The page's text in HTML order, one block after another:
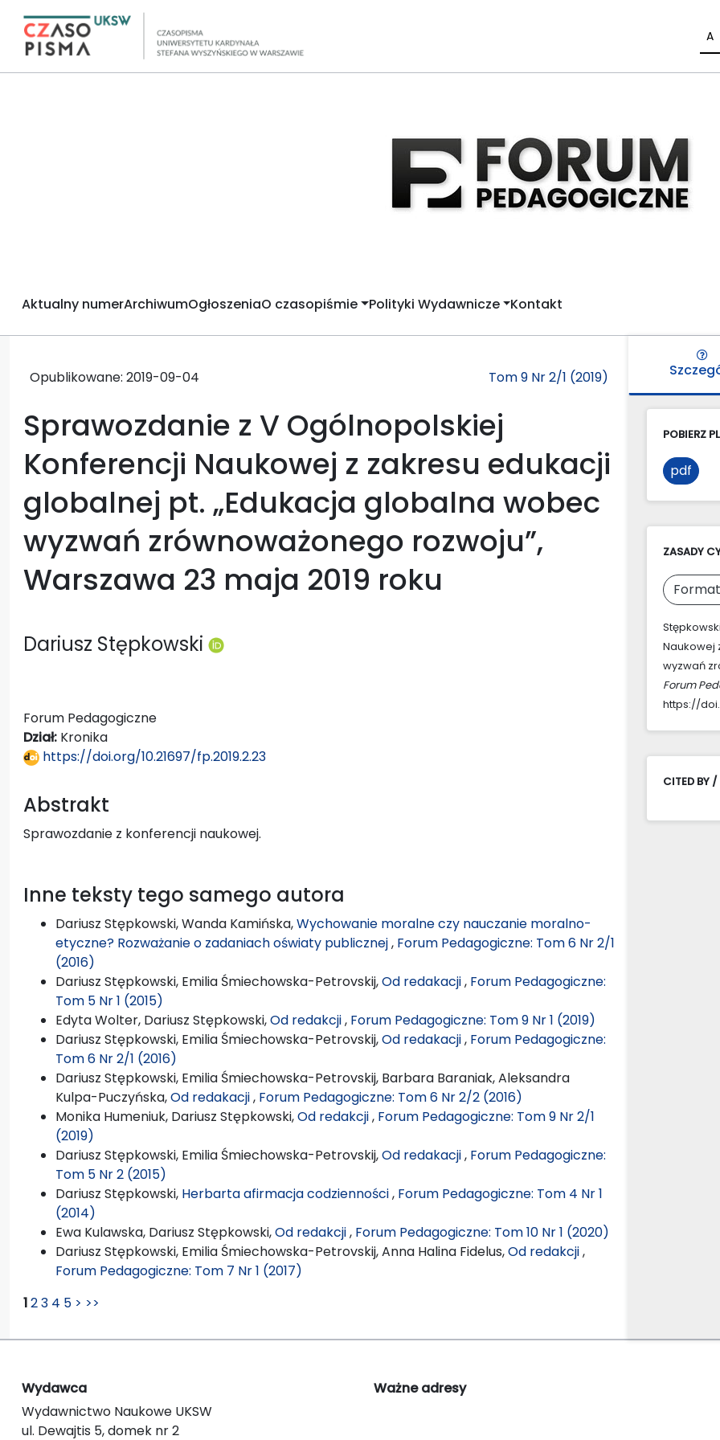
A
Aktualny numerArchiwumOgłoszeniaO czasopiśmie Polityki Wydawnicze Kontakt
Opublikowane: 2019-09-04 Tom 9 Nr 2/1 (2019)
Sprawozdanie z V Ogólnopolskiej
Konferencji Naukowej z zakresu edukacji
globalnej pt. „Edukacja globalna wobec
wyzwań zrównoważonego rozwoju”,
Warszawa 23 maja 2019 roku
Dariusz Stępkowski
Forum Pedagogiczne
Dział: Kronika
https://doi.org/10.21697/fp.2019.2.23
Abstrakt
Sprawozdanie z konferencji naukowej.
Inne teksty tego samego autora
Dariusz Stępkowski, Wanda Kamińska,Wychowanie moralne czy nauczanie moralno-
etyczne? Rozważanie o zadaniach oświaty publicznej, Forum Pedagogiczne: Tom 6 Nr 2/1
(2016)
Dariusz Stępkowski, Emilia Śmiechowska-Petrovskij,Od redakacji, Forum Pedagogiczne:
Tom 5 Nr 1 (2015)
Edyta Wolter, Dariusz Stępkowski,Od redakcji, Forum Pedagogiczne: Tom 9 Nr 1 (2019)
Dariusz Stępkowski, Emilia Śmiechowska-Petrovskij,Od redakacji, Forum Pedagogiczne:
Tom 6 Nr 2/1 (2016)
Dariusz Stępkowski, Emilia Śmiechowska-Petrovskij, Barbara Baraniak, Aleksandra
Kulpa-Puczyńska,Od redakacji, Forum Pedagogiczne: Tom 6 Nr 2/2 (2016)
Monika Humeniuk, Dariusz Stępkowski,Od redakcji, Forum Pedagogiczne: Tom 9 Nr 2/1
(2019)
Dariusz Stępkowski, Emilia Śmiechowska-Petrovskij,Od redakacji, Forum Pedagogiczne:
Tom 5 Nr 2 (2015)
Dariusz Stępkowski, Herbarta afirmacja codzienności, Forum Pedagogiczne: Tom 4 Nr 1
(2014)
Ewa Kulawska, Dariusz Stępkowski,Od redakcji, Forum Pedagogiczne: Tom 10 Nr 1 (2020)
Dariusz Stępkowski, Emilia Śmiechowska-Petrovskij, Anna Halina Fidelus,Od redakcji,
Forum Pedagogiczne: Tom 7 Nr 1 (2017)
123 4 5 > >>
POBIERZ
pdf
ZASADY
Naukowej
wyzwań
Forum
https://
CITED BY /
Wydawca
Wydawnictwo Naukowe UKSW
ul. Dewajtis 5, domek nr 2
Ważne adresy